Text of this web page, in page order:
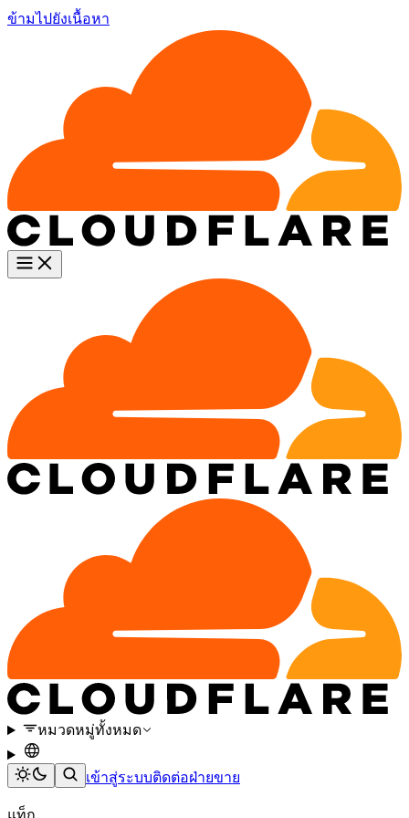
ข้ามไปยังเนื้อหา
หมวดหมู่ทั้งหมด
เข้าสู่ระบบติดต่อฝ่ายขาย